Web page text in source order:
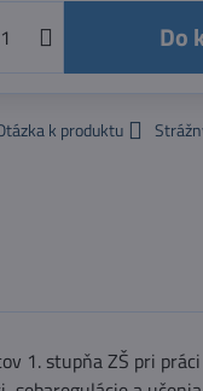
k produktu
1. stupňa ZŠ pri